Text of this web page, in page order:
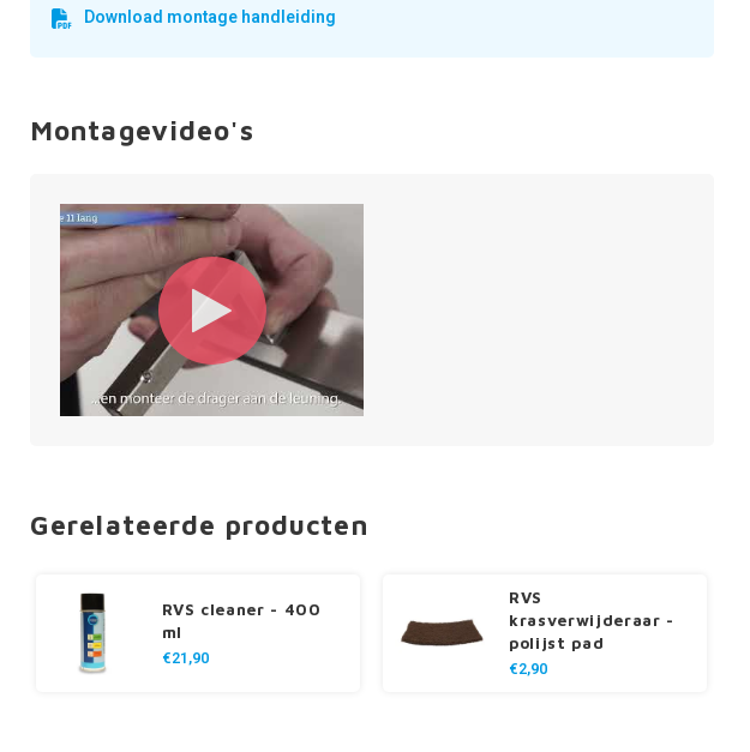
Download montage handleiding
Montagevideo's
Gerelateerde producten
RVS cleaner - 400
ml
€21,90
RVS
krasverwijderaar -
polijst pad
€2,90